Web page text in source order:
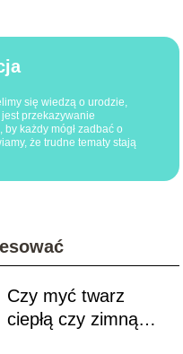
się wiedzą o urodzie,
przekazywanie
każdy mógł zadbać o
że trudne tematy stają
Czy myć twarz
ciepłą czy zimną